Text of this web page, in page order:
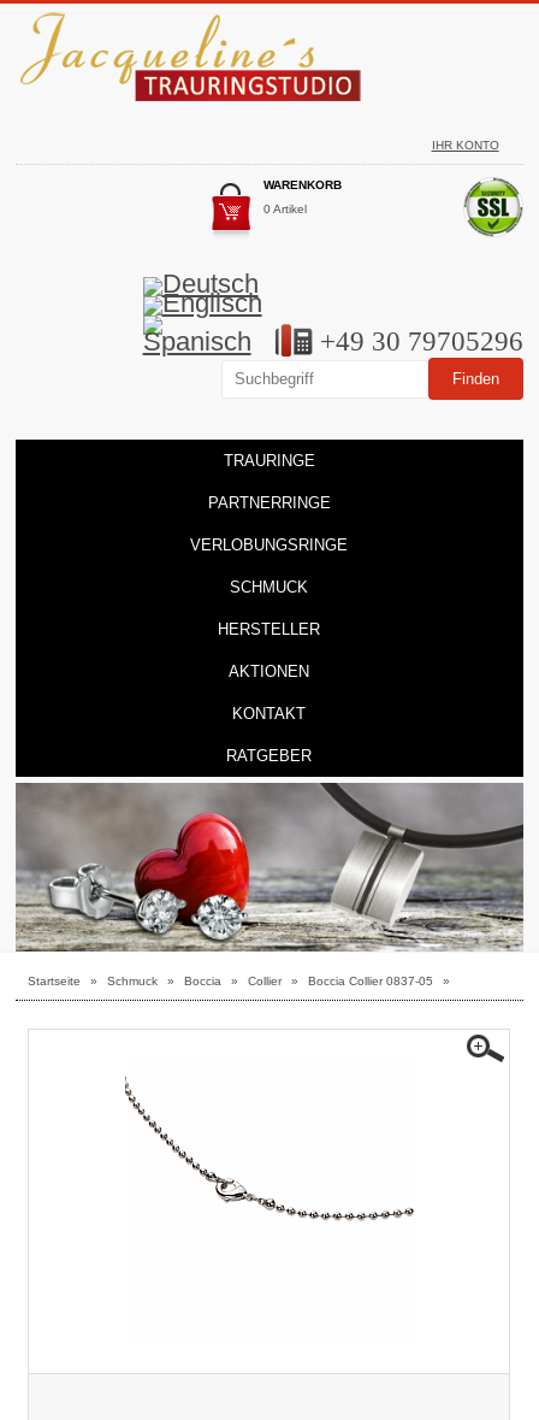
IHR KONTO
WARENKORB
0 Artikel
+49 30 79705296
TRAURINGE
PARTNERRINGE
VERLOBUNGSRINGE
SCHMUCK
HERSTELLER
AKTIONEN
KONTAKT
RATGEBER
Startseite » Schmuck » Boccia » Collier » Boccia Collier 0837-05 »